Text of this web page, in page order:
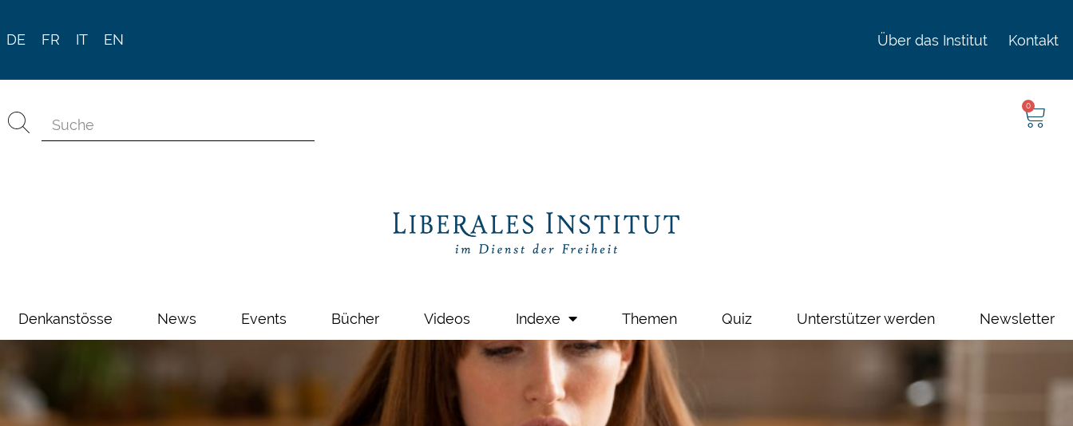
DE FR IT EN Über das Institut Kontakt
0
Denkanstösse News Events Bücher Videos Indexe Themen Quiz Unterstützer werden Newsletter